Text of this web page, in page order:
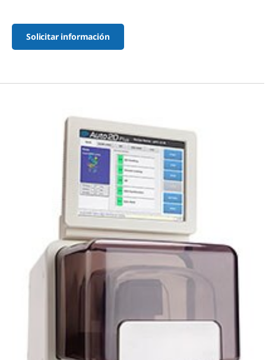
Solicitar información